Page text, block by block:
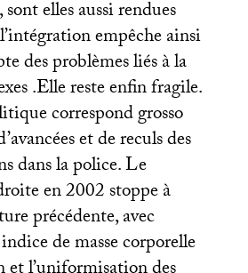
elles aussi rendues
empêche ainsi
des problèmes liés à la
.Elle reste enfin fragile.
correspond grosso
et de reculs des
dans la police. Le
en 2002 stoppe à
précédente, avec
de masse corporelle